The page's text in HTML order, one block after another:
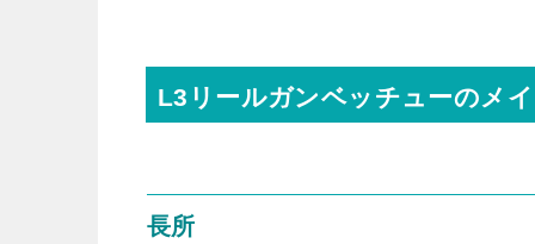
L3リールガンベッチューのメ
長所